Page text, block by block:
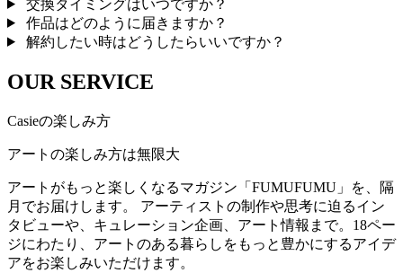
交換タイミングはいつですか？
作品はどのように届きますか？
解約したい時はどうしたらいいですか？
OUR SERVICE
Casieの楽しみ方
アートの楽しみ方は無限大
アートがもっと楽しくなるマガジン「FUMUFUMU」を、隔
月でお届けします。 アーティストの制作や思考に迫るイン
タビューや、キュレーション企画、アート情報まで。18ペー
ジにわたり、アートのある暮らしをもっと豊かにするアイデ
アをお楽しみいただけます。